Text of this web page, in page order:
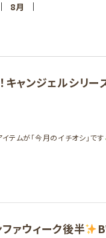
8月
キャンジェルシリー
テムが「今月のイチオシ」です
ァウィーク後半